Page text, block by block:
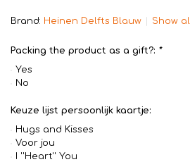
Brand: Heinen Delfts Blauw Show
Packing the product as a gift?: *
Yes
No
Keuze lijst persoonlijk kaartje:
Hugs and Kisses
Voor jou
I ''Heart'' You